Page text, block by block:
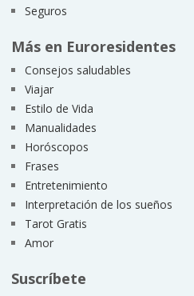
Seguros
Más en Euroresidentes
Consejos saludables
Viajar
Estilo de Vida
Manualidades
Horóscopos
Frases
Entretenimiento
Interpretación de los sueños
Tarot Gratis
Amor
Suscríbete